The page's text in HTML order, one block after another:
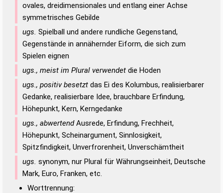
ovales, dreidimensionales und entlang einer Achse
symmetrisches Gebilde
ugs. Spielball und andere rundliche Gegenstand,
Gegenstände in annähernder Eiform, die sich zum
Spielen eignen
ugs., meist im Plural verwendet die Hoden
ugs., positiv besetzt das Ei des Kolumbus, realisierbarer
Gedanke, realisierbare Idee, brauchbare Erfindung,
Höhepunkt, Kern, Kerngedanke
ugs., abwertendAusrede, Erfindung, Frechheit,
Höhepunkt, Scheinargument, Sinnlosigkeit,
Spitzfindigkeit, Unverfrorenheit, Unverschämtheit
ugs. synonym, nur Plural für Währungseinheit, Deutsche
Mark, Euro, Franken, etc.
Worttrennung: